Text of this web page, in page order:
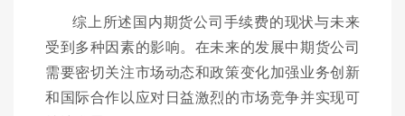
综上所述国内期货公司手续费的现状与未来
受到多种因素的影响。在未来的发展中期货公司
需要密切关注市场动态和政策变化加强业务创新
和国际合作以应对日益激烈的市场竞争并实现可